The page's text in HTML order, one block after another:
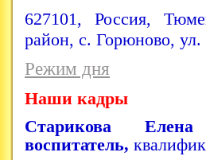
627101, Россия,
район, с. Горюново,
Режим дня
Наши кадры
Старикова
воспитатель,